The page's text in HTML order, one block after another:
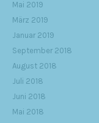
Mai 2019
März 2019
Januar 2019
September 2018
August 2018
Juli 2018
Juni 2018
Mai 2018